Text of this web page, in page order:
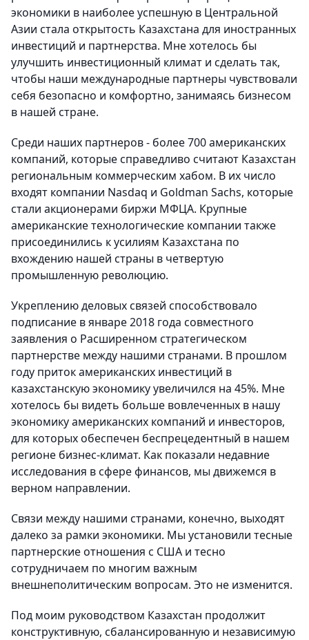
экономики в наиболее успешную в Центральной
Азии стала открытость Казахстана для иностранных
инвестиций и партнерства. Мне хотелось бы
улучшить инвестиционный климат и сделать так,
чтобы наши международные партнеры чувствовали
себя безопасно и комфортно, занимаясь бизнесом
в нашей стране.
Среди наших партнеров - более 700 американских
компаний, которые справедливо считают Казахстан
региональным коммерческим хабом. В их число
входят компании Nasdaq и Goldman Sachs, которые
стали акционерами биржи МФЦА. Крупные
американские технологические компании также
присоединились к усилиям Казахстана по
вхождению нашей страны в четвертую
промышленную революцию.
Укреплению деловых связей способствовало
подписание в январе 2018 года совместного
заявления о Расширенном стратегическом
партнерстве между нашими странами. В прошлом
году приток американских инвестиций в
казахстанскую экономику увеличился на 45%. Мне
хотелось бы видеть больше вовлеченных в нашу
экономику американских компаний и инвесторов,
для которых обеспечен беспрецедентный в нашем
регионе бизнес-климат. Как показали недавние
исследования в сфере финансов, мы движемся в
верном направлении.
Связи между нашими странами, конечно, выходят
далеко за рамки экономики. Мы установили тесные
партнерские отношения с США и тесно
сотрудничаем по многим важным
внешнеполитическим вопросам. Это не изменится.
Под моим руководством Казахстан продолжит
конструктивную, сбалансированную и независимую